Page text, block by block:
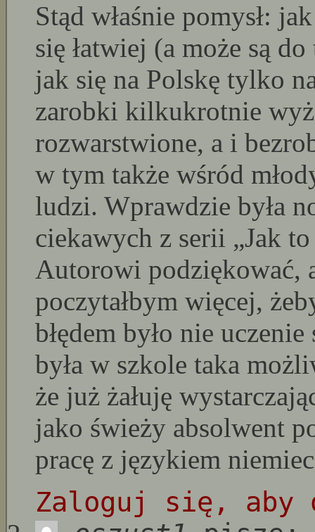
Stąd właśnie pomysł:
się łatwiej (a może są
jak się na Polskę tylko
zarobki kilkukrotnie
rozwarstwione, a i
w tym także wśród
ludzi. Wprawdzie była
ciekawych z serii „Jak
Autorowi podziękować,
poczytałbym więcej,
błędem było nie
była w szkole taka
że już żałuję
jako świeży absolwent
pracę z językiem
Zaloguj się, aby